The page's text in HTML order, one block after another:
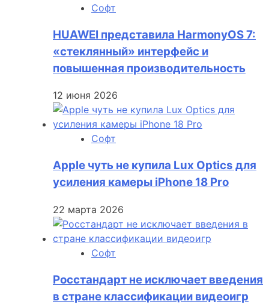
Софт
HUAWEI представила HarmonyOS 7:
«стеклянный» интерфейс и
повышенная производительность
12 июня 2026
Софт
Apple чуть не купила Lux Optics для
усиления камеры iPhone 18 Pro
22 марта 2026
Софт
Росстандарт не исключает введения
в стране классификации видеоигр